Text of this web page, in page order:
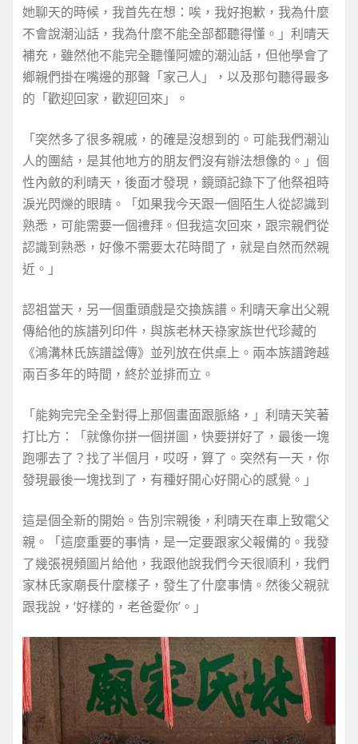
她聊天的時候，我首先在想：唉，我好抱歉，我為什麼
不會說潮汕話，我為什麼不能全部都聽得懂。」利晴天
補充，雖然他不能完全聽懂阿嬤的潮汕話，但他學會了
鄉親們掛在嘴邊的那聲「家己人」，以及那句聽得最多
的「歡迎回家，歡迎回來」。
「突然多了很多親戚，的確是沒想到的。可能我們潮汕
人的團結，是其他地方的朋友們沒有辦法想像的。」個
性內斂的利晴天，後面才發現，鏡頭記錄下了他祭祖時
淚光閃爍的眼睛。「如果我今天跟一個陌生人從認識到
熟悉，可能需要一個禮拜。但我這次回來，跟宗親們從
認識到熟悉，好像不需要太花時間了，就是自然而然親
近。」
認祖當天，另一個重頭戲是交換族譜。利晴天拿出父親
傳給他的族譜列印件，與族老林天祿家族世代珍藏的
《鴻溝林氏族譜諡傳》並列放在供桌上。兩本族譜跨越
兩百多年的時間，終於並排而立。
「能夠完完全全對得上那個畫面跟脈絡，」利晴天笑著
打比方：「就像你拼一個拼圖，快要拼好了，最後一塊
跑哪去了？找了半個月，哎呀，算了。突然有一天，你
發現最後一塊找到了，有種好開心好開心的感覺。」
這是個全新的開始。告別宗親後，利晴天在車上致電父
親。「這麼重要的事情，是一定要跟家父報備的。我發
了幾張視頻圖片給他，我跟他說我們今天很順利，我們
家林氏家廟長什麼樣子，發生了什麼事情。然後父親就
跟我說，‘好樣的，老爸愛你’。」